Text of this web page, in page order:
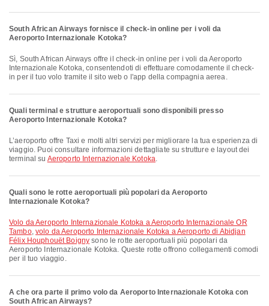
South African Airways fornisce il check-in online per i voli da
Aeroporto Internazionale Kotoka?
Sì, South African Airways offre il check-in online per i voli da Aeroporto
Internazionale Kotoka, consentendoti di effettuare comodamente il check-
in per il tuo volo tramite il sito web o l'app della compagnia aerea.
Quali terminal e strutture aeroportuali sono disponibili presso
Aeroporto Internazionale Kotoka?
L’aeroporto offre Taxi e molti altri servizi per migliorare la tua esperienza di
viaggio. Puoi consultare informazioni dettagliate su strutture e layout dei
terminal su Aeroporto Internazionale Kotoka.
Quali sono le rotte aeroportuali più popolari da Aeroporto
Internazionale Kotoka?
volo da Aeroporto Internazionale Kotoka a Aeroporto Internazionale OR
Tambo, volo da Aeroporto Internazionale Kotoka a Aeroporto di Abidjan
Félix Houphouët Boigny sono le rotte aeroportuali più popolari da
Aeroporto Internazionale Kotoka. Queste rotte offrono collegamenti comodi
per il tuo viaggio.
A che ora parte il primo volo da Aeroporto Internazionale Kotoka con
South African Airways?